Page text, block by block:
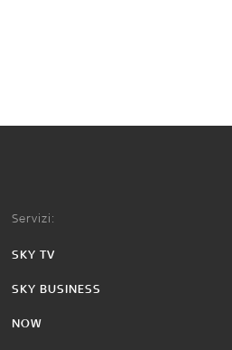
Servizi:
SKY TV
SKY BUSINESS
NOW